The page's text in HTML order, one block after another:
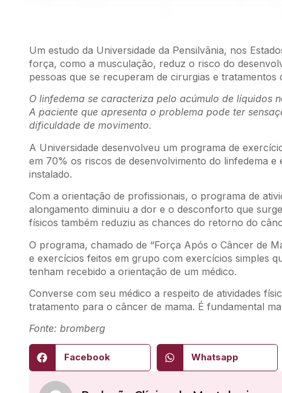
Um estudo da Universidade da Pensilvânia, nos
força, como a musculação, reduz o risco do
pessoas que se recuperam de cirurgias e tratamentos
O linfedema se caracteriza pelo acúmulo de líquidos
A paciente que apresenta o problema pode ter
dificuldade de movimento.
A Universidade desenvolveu um programa de
em 70% os riscos de desenvolvimento do linfedema
instalado.
Com a orientação de profissionais, o programa de
alongamento diminuiu a dor e o desconforto que
físicos também reduziu as chances do retorno do
O programa, chamado de “Força Após o Câncer de
e exercícios feitos em grupo com exercícios simples
tenham recebido a orientação de um médico.
Converse com seu médico a respeito de atividades
tratamento para o câncer de mama. É fundamental
Fonte: bromberg
Facebook Whatsapp